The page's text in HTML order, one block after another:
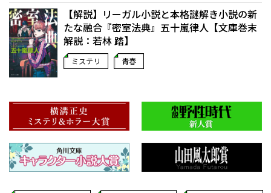
【解説】リーガル小説と本格謎解き小説の新
たな融合――『密室法典』五十嵐律人【文庫巻末
解説：若林 踏】
ミステリ 青春